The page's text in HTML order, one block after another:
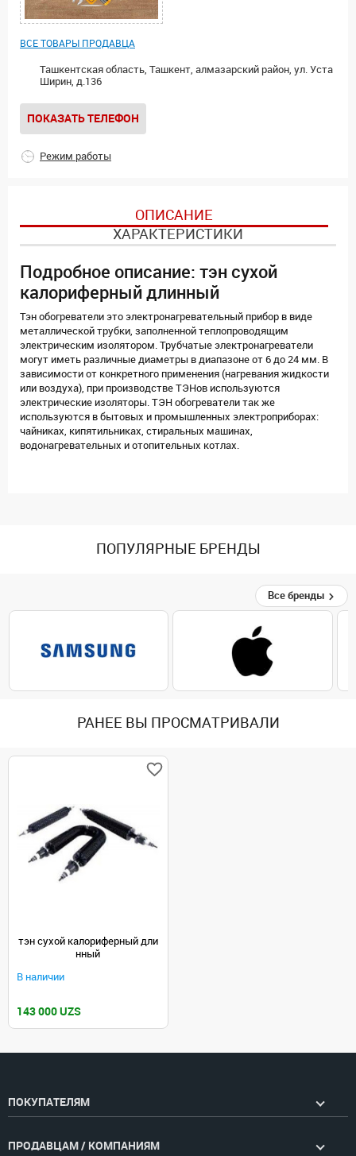
ВСЕ ТОВАРЫ ПРОДАВЦА
Ташкентская область, Ташкент, алмазарский район, ул. Уста
Ширин, д.136
ПОКАЗАТЬ ТЕЛЕФОН
Режим работы
ОПИСАНИЕ
ХАРАКТЕРИСТИКИ
Подробное описание: тэн сухой
калориферный длинный
Тэн обогреватели это электронагревательный прибор в виде
металлической трубки, заполненной теплопроводящим
электрическим изолятором. Трубчатые электронагреватели
могут иметь различные диаметры в диапазоне от 6 до 24 мм. В
зависимости от конкретного применения (нагревания жидкости
или воздуха), при производстве ТЭНов используются
электрические изоляторы. ТЭН обогреватели так же
используются в бытовых и промышленных электроприборах:
чайниках, кипятильниках, стиральных машинах,
водонагревательных и отопительных котлах.
ПОПУЛЯРНЫЕ БРЕНДЫ
Все бренды
РАНЕЕ ВЫ ПРОСМАТРИВАЛИ
тэн сухой калориферный дли
нный
В наличии
143 000 UZS
ПОКУПАТЕЛЯМ
ПРОДАВЦАМ / КОМПАНИЯМ